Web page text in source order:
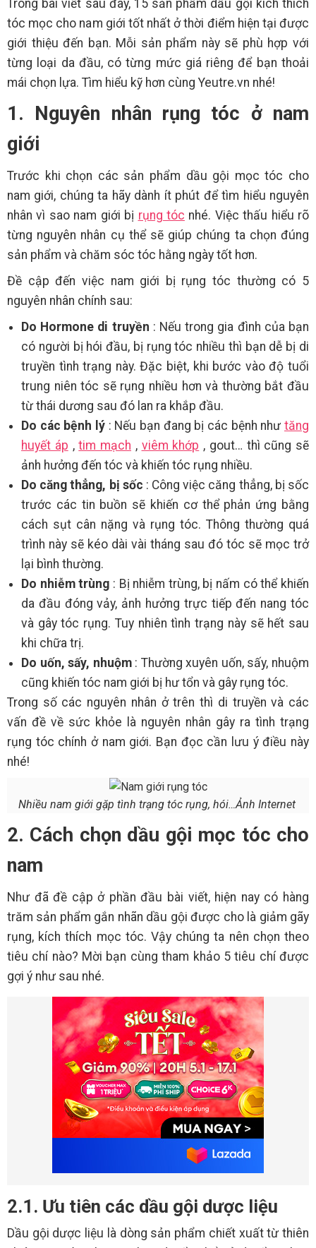
Trong bài viết sau đây, 15 sản phẩm dầu gội kích thích
tóc mọc cho nam giới tốt nhất ở thời điểm hiện tại được
giới thiệu đến bạn. Mỗi sản phẩm này sẽ phù hợp với
từng loại da đầu, có từng mức giá riêng để bạn thoải
mái chọn lựa. Tìm hiểu kỹ hơn cùng Yeutre.vn nhé!
1. Nguyên nhân rụng tóc ở nam
giới
Trước khi chọn các sản phẩm dầu gội mọc tóc cho
nam giới, chúng ta hãy dành ít phút để tìm hiểu nguyên
nhân vì sao nam giới bị rụng tóc nhé. Việc thấu hiểu rõ
từng nguyên nhân cụ thể sẽ giúp chúng ta chọn đúng
sản phẩm và chăm sóc tóc hằng ngày tốt hơn.
Đề cập đến việc nam giới bị rụng tóc thường có 5
nguyên nhân chính sau:
Do Hormone di truyền : Nếu trong gia đình của bạn
có người bị hói đầu, bị rụng tóc nhiều thì bạn dễ bị di
truyền tình trạng này. Đặc biệt, khi bước vào độ tuổi
trung niên tóc sẽ rụng nhiều hơn và thường bắt đầu
từ thái dương sau đó lan ra khắp đầu.
Do các bệnh lý : Nếu bạn đang bị các bệnh như tăng
huyết áp ,tim mạch , viêm khớp , gout… thì cũng sẽ
ảnh hưởng đến tóc và khiến tóc rụng nhiều.
Do căng thẳng, bị sốc : Công việc căng thẳng, bị sốc
trước các tin buồn sẽ khiến cơ thể phản ứng bằng
cách sụt cân nặng và rụng tóc. Thông thường quá
trình này sẽ kéo dài vài tháng sau đó tóc sẽ mọc trở
lại bình thường.
Do nhiễm trùng : Bị nhiễm trùng, bị nấm có thể khiến
da đầu đóng vảy, ảnh hưởng trực tiếp đến nang tóc
và gây tóc rụng. Tuy nhiên tình trạng này sẽ hết sau
khi chữa trị.
Do uốn, sấy, nhuộm: Thường xuyên uốn, sấy, nhuộm
cũng khiến tóc nam giới bị hư tổn và gây rụng tóc.
Trong số các nguyên nhân ở trên thì di truyền và các
vấn đề về sức khỏe là nguyên nhân gây ra tình trạng
rụng tóc chính ở nam giới. Bạn đọc cần lưu ý điều này
nhé!
Nhiều nam giới gặp tình trạng tóc rụng, hói…Ảnh Internet
2. Cách chọn dầu gội mọc tóc cho
nam
Như đã đề cập ở phần đầu bài viết, hiện nay có hàng
trăm sản phẩm gắn nhãn dầu gội được cho là giảm gãy
rụng, kích thích mọc tóc. Vậy chúng ta nên chọn theo
tiêu chí nào? Mời bạn cùng tham khảo 5 tiêu chí được
gợi ý như sau nhé.
2.1. Ưu tiên các dầu gội dược liệu
Dầu gội dược liệu là dòng sản phẩm chiết xuất từ thiên